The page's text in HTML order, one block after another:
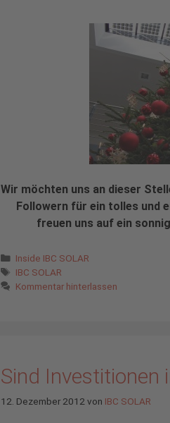
Wir möchten uns an dieser
Followern für ein tolles und
freuen uns auf ein
Kategorien
Inside IBC SOLAR
Schlagwörter
IBC SOLAR
Kommentar hinterlassen
Sind Investitionen
12. Dezember 2012 von IBC SOLAR